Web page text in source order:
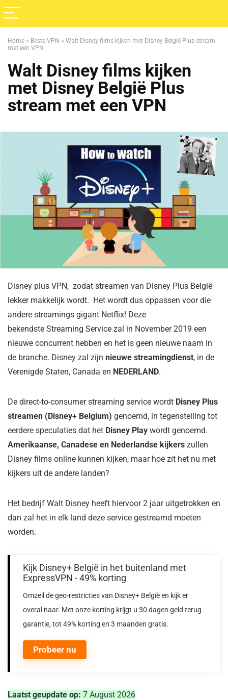
Home » Beste VPN » Walt Disney films kijken met Disney België Plus stream
met een VPN
Walt Disney films kijken
met Disney België Plus
stream met een VPN
Disney plus VPN, zodat streamen van Disney Plus België
lekker makkelijk wordt. Het wordt dus oppassen voor die
andere streamings gigant Netflix! Deze
bekendste Streaming Service zal in November 2019 een
nieuwe concurrent hebben en het is geen nieuwe naam in
de branche. Disney zal zijn nieuwe streamingdienst, in de
Verenigde Staten, Canada en NEDERLAND.
De direct-to-consumer streaming service wordt Disney Plus
streamen (Disney+ Belgium) genoemd, in tegenstelling tot
eerdere speculaties dat het Disney Play wordt genoemd.
Amerikaanse, Canadese en Nederlandse kijkers zullen
Disney films online kunnen kijken, maar hoe zit het nu met
kijkers uit de andere landen?
Het bedrijf Walt Disney heeft hiervoor 2 jaar uitgetrokken en
dan zal het in elk land deze service gestreamd moeten
worden.
Probeer nu
Kijk Disney+ België in het buitenland met
ExpressVPN - 49% korting
Omzeil de geo-restricties van Disney+ België en kijk er
overal naar. Met onze korting krijgt u 30 dagen geld terug
garantie, tot 49% korting en 3 maanden gratis.
Laatst geupdate op: 7 August 2026